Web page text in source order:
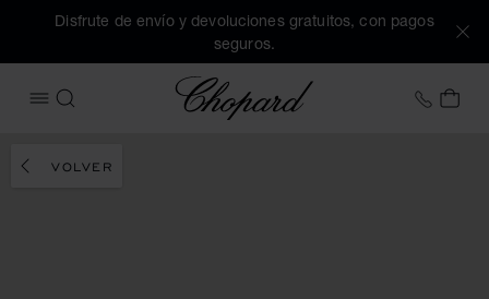
Disfrute de envío y devoluciones gratuitos, con pagos
seguros.
ABRIR MENÚ
BUSCAR
Chopard +34
MI
VOLVER